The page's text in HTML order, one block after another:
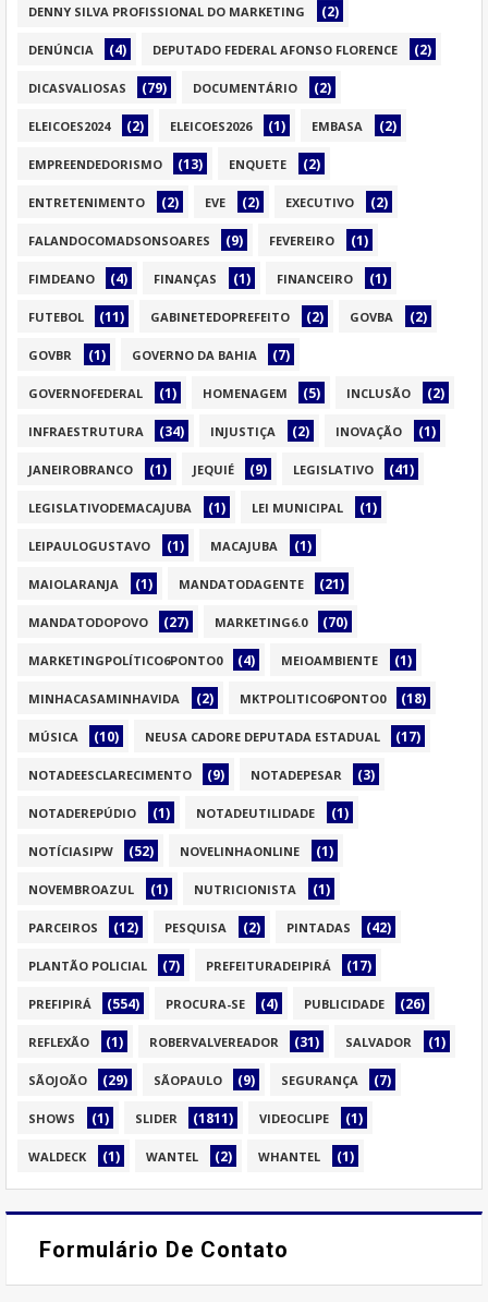
DENNY SILVA PROFISSIONAL DO MARKETING (2)
DENÚNCIA (4) DEPUTADO FEDERAL AFONSO FLORENCE (2)
DICASVALIOSAS (79) DOCUMENTÁRIO (2)
ELEICOES2024 (2) ELEICOES2026 (1) EMBASA (2)
EMPREENDEDORISMO (13) ENQUETE (2)
ENTRETENIMENTO (2) EVE (2) EXECUTIVO (2)
FALANDOCOMADSONSOARES (9) FEVEREIRO (1)
FIMDEANO (4) FINANÇAS (1) FINANCEIRO (1)
FUTEBOL (11) GABINETEDOPREFEITO (2) GOVBA (2)
GOVBR (1) GOVERNO DA BAHIA (7)
GOVERNOFEDERAL (1) HOMENAGEM (5) INCLUSÃO (2)
INFRAESTRUTURA (34) INJUSTIÇA (2) INOVAÇÃO (1)
JANEIROBRANCO (1) JEQUIÉ (9) LEGISLATIVO (41)
LEGISLATIVODEMACAJUBA (1) LEI MUNICIPAL (1)
LEIPAULOGUSTAVO (1) MACAJUBA (1)
MAIOLARANJA (1) MANDATODAGENTE (21)
MANDATODOPOVO (27) MARKETING6.0 (70)
MARKETINGPOLÍTICO6PONTO0 (4) MEIOAMBIENTE (1)
MINHACASAMINHAVIDA (2) MKTPOLITICO6PONTO0 (18)
MÚSICA (10) NEUSA CADORE DEPUTADA ESTADUAL (17)
NOTADEESCLARECIMENTO (9) NOTADEPESAR (3)
NOTADEREPÚDIO (1) NOTADEUTILIDADE (1)
NOTÍCIASIPW (52) NOVELINHAONLINE (1)
NOVEMBROAZUL (1) NUTRICIONISTA (1)
PARCEIROS (12) PESQUISA (2) PINTADAS (42)
PLANTÃO POLICIAL (7) PREFEITURADEIPIRÁ (17)
PREFIPIRÁ (554) PROCURA-SE (4) PUBLICIDADE (26)
REFLEXÃO (1) ROBERVALVEREADOR (31) SALVADOR (1)
SÃOJOÃO (29) SÃOPAULO (9) SEGURANÇA (7)
SHOWS (1) SLIDER (1811) VIDEOCLIPE (1)
WALDECK (1) WANTEL (2) WHANTEL (1)
Formulário De Contato